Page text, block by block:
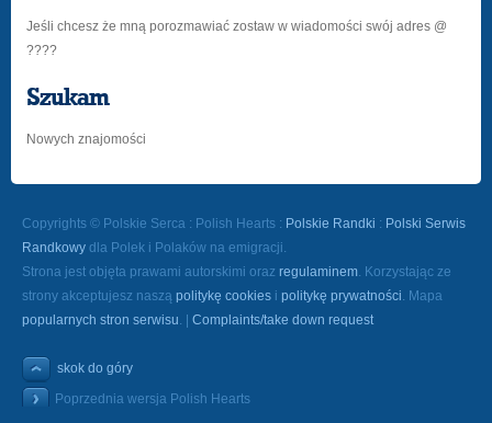
Jeśli chcesz że mną porozmawiać zostaw w wiadomości swój adres @
????
Szukam
Nowych znajomości
Copyrights © Polskie Serca : Polish Hearts : Polskie Randki : Polski Serwis
Randkowy dla Polek i Polaków na emigracji.
Strona jest objęta prawami autorskimi oraz regulaminem. Korzystając ze
strony akceptujesz naszą politykę cookies i politykę prywatności. Mapa
popularnych stron serwisu. | Complaints/take down request
skok do góry
Poprzednia wersja Polish Hearts